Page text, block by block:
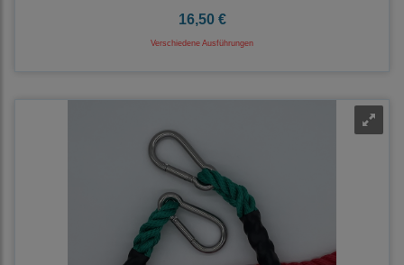
16,50 €
Verschiedene Ausführungen